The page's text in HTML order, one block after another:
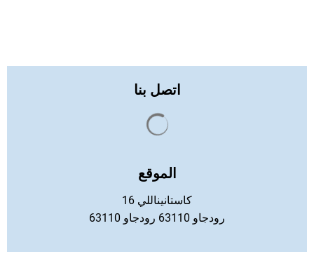
اتصل بنا
الموقع
كاستانيناللي 16
63110 رودجاو 63110 رودجاو